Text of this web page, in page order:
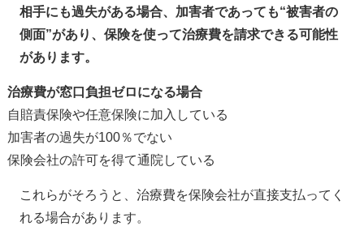
相手にも過失がある場合、加害者であっても“被害者の
側面”があり、保険を使って治療費を請求できる可能性
があります。
治療費が窓口負担ゼロになる場合
自賠責保険や任意保険に加入している
加害者の過失が100％でない
保険会社の許可を得て通院している
これらがそろうと、治療費を保険会社が直接支払ってく
れる場合があります。